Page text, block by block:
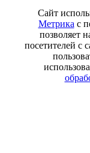
Сайт
Метрика с
позволяет
посетителей с